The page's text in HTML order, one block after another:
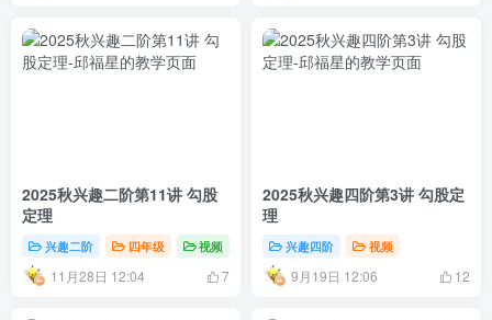
2025秋兴趣二阶第11讲 勾股
定理
兴趣二阶 四年级 视频
11月28日 12:04 7
2025秋兴趣四阶第3讲 勾股定
理
兴趣四阶 视频
9月19日 12:06 12